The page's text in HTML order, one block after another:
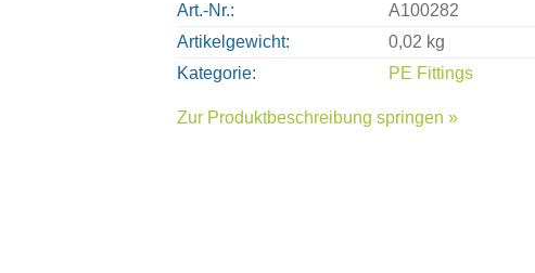
Art.-Nr.
A100282
Artikelgewicht
0,02 kg
Kategorie
PE Fittings
Zur Produktbeschreibung springen »